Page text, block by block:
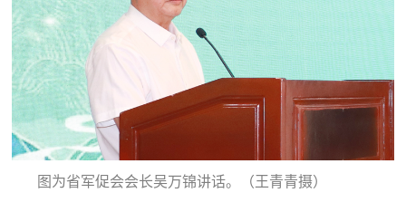
图为省军促会会长吴万锦讲话。（王青青摄）